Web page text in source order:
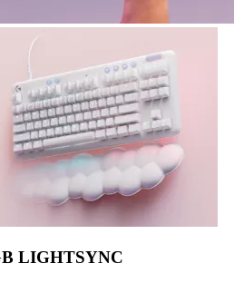
LIGHTSYNC